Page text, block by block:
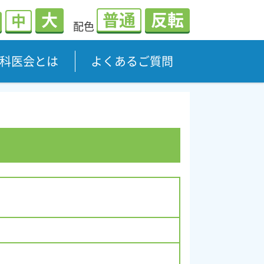
中 大 配色 普通 反転
医会とは よくあるご質問